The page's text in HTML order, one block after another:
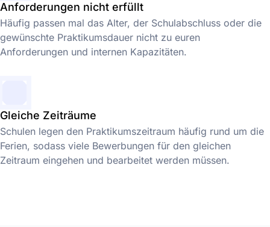
Anforderungen nicht erfüllt
Häufig passen mal das Alter, der Schulabschluss oder die
gewünschte Praktikumsdauer nicht zu euren
Anforderungen und internen Kapazitäten.
Gleiche Zeiträume
Schulen legen den Praktikumszeitraum häufig rund um die
Ferien, sodass viele Bewerbungen für den gleichen
Zeitraum eingehen und bearbeitet werden müssen.